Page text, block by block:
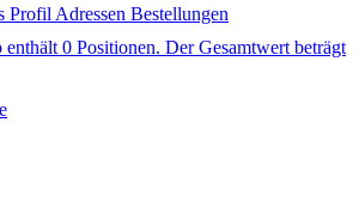
Profil Adressen Bestellungen
enthält 0 Positionen. Der Gesamtwert beträgt